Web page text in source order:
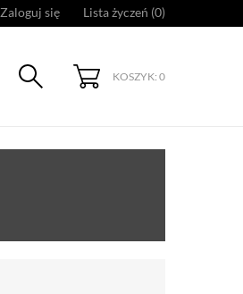
Zaloguj się Lista życzeń (0)
KOSZYK: 0